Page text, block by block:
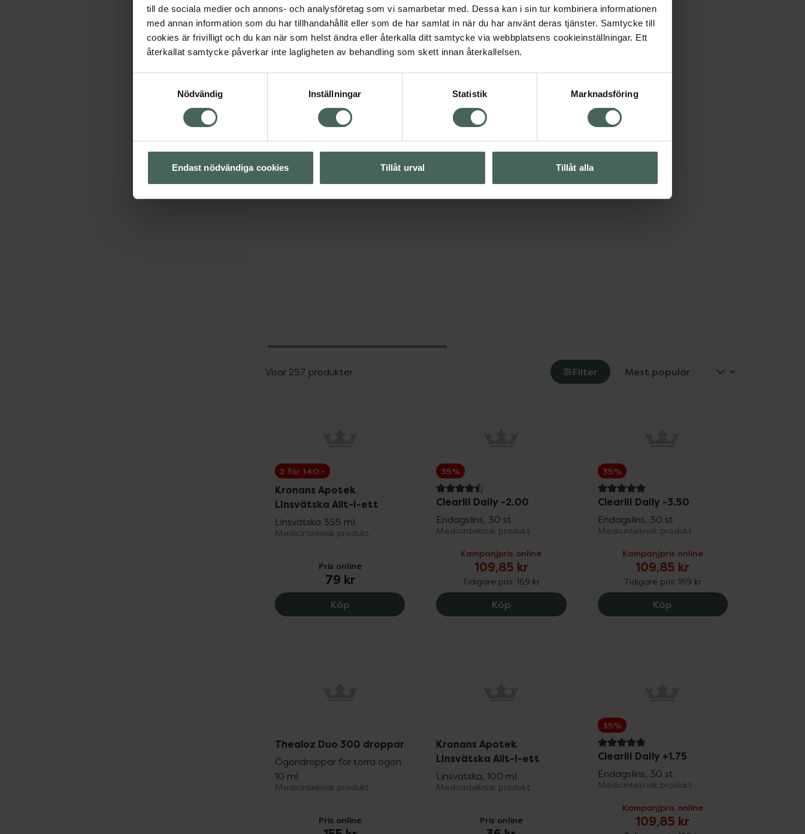
till de sociala medier och annons- och analysföretag som vi samarbetar med. Dessa kan i sin tur kombinera informationen
med annan information som du har tillhandahållit eller som de har samlat in när du har använt deras tjänster. Samtycke till
cookies är frivilligt och du kan när som helst ändra eller återkalla ditt samtycke via webbplatsens cookieinställningar. Ett
återkallat samtycke påverkar inte lagligheten av behandling som skett innan återkallelsen.
Nödvändig
Inställningar Statistik Marknadsföring
Endast nödvändiga cookies Tillåt urval Tillåt alla
Visar 257 produkter Filter
2 för 140:-
Kronans Apotek
Linsvätska Allt-i-ett
Linsvätska 355 ml
Medicinteknisk produkt
Pris online
79 kr
KöpKronans Apotek Linsvätska Allt-i-ett, 79 kr.
35%
4.5 av 5 i omdöme
Clearlii Daily -2.00
Endagslins, 30 st
Medicinteknisk produkt
Kampanjpris online
109,85 kr
Tidigare pris:169 kr
KöpClearlii Daily -2.00, 109.85 kr.
35%
5 av 5 i omdöme
Clearlii Daily -3.50
Endagslins, 30 st
Medicinteknisk produkt
Kampanjpris online
109,85 kr
Tidigare pris: 169 kr
Köp Clearlii Daily -3.50, 109.85
Thealoz Duo 300 droppar
Ögondroppar för torra ögon
10 ml
Medicinteknisk produkt
Pris online
Kronans Apotek
Linsvätska Allt-i-ett
Linsvätska, 100 ml
Medicinteknisk produkt
Pris online
35%
5 av 5 i omdöme
Clearlii Daily +1.75
Endagslins, 30 st
Medicinteknisk produkt
Kampanjpris online
109,85 kr